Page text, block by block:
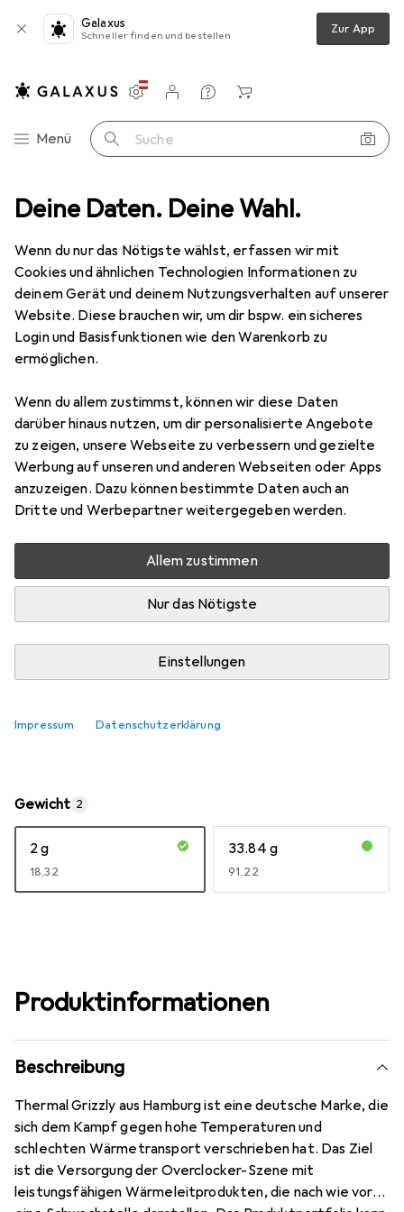
Deine Daten. Deine Wahl.
Wenn du nur das Nötigste wählst, erfassen wir mit
Cookies und ähnlichen Technologien Informationen zu
deinem Gerät und deinem Nutzungsverhalten auf unserer
Website. Diese brauchen wir, um dir bspw. ein sicheres
Login und Basisfunktionen wie den Warenkorb zu
ermöglichen.
Wenn du allem zustimmst, können wir diese Daten
darüber hinaus nutzen, um dir personalisierte Angebote
zu zeigen, unsere Webseite zu verbessern und gezielte
Werbung auf unseren und anderen Webseiten oder Apps
anzuzeigen. Dazu können bestimmte Daten auch an
Dritte und Werbepartner weitergegeben werden.
Allem zustimmen
Nur das Nötigste
Einstellungen
Impressum Datenschutzerklärung
Galaxus
Schneller finden und bestellen Zur App
Navigation nach Kategorien
Menü Suche
Einstellungen
Kundenkonto
Vergleichslisten
Merklisten
Warenkorb
Thermal Grizzly Kryonaut Extreme Wärmeleitpaste
10 Bilder
Thermal Grizzly Kryonaut Extreme
Wärmeleitpaste
14.20 W/m K, 2 g
Preis in EUR inkl. MwSt.
EUR
18,32
393
Bewertungen Marke
Mehr von Thermal Grizzly
Mehr als 10 Stück an Lager
In den Warenkorb
Gewicht 2
2 g
EUR
18,32
33.84 g
EUR
91,22
Produktinformationen
Beschreibung
Thermal Grizzly aus Hamburg ist eine deutsche Marke, die
sich dem Kampf gegen hohe Temperaturen und
schlechten Wärmetransport verschrieben hat. Das Ziel
ist die Versorgung der Overclocker-Szene mit
leistungsfähigen Wärmeleitprodukten, die nach wie vor